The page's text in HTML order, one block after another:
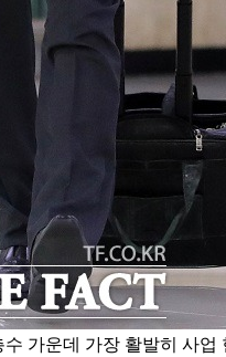
가운데 가장 활발히 사업